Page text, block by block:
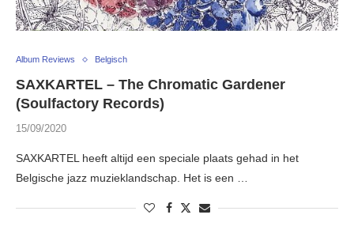
Album Reviews Belgisch
SAXKARTEL – The Chromatic Gardener
(Soulfactory Records)
15/09/2020
SAXKARTEL heeft altijd een speciale plaats gehad in het
Belgische jazz muzieklandschap. Het is een …